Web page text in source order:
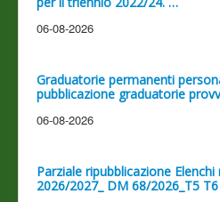
06-08-2026
Graduatorie permanenti
pubblicazione graduatorie
06-08-2026
Parziale ripubblicazione Elenchi
2026/2027_ DM 68/2026_T5 T6